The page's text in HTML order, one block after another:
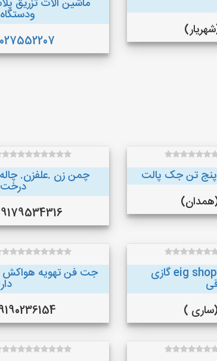
ماشین الات تزریق
پنج تن جک پالت
چمن زن .علفزن.
09179534316 (بندر
جت هیتر گلخانه بخاری eig shop گازی جت فن تهویه هواکش
09190236154